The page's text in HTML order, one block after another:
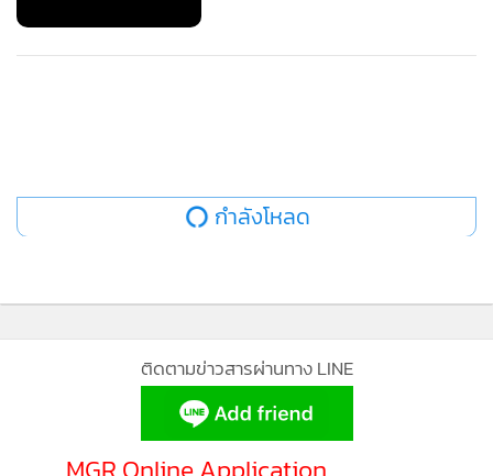
กำลังโหลด
ติดตามข่าวสารผ่านทาง LINE